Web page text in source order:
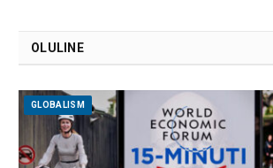
OLULINE
GLOBALISM